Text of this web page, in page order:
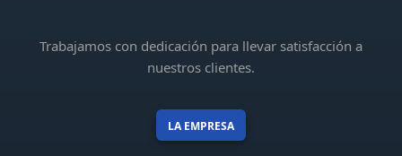
Trabajamos con dedicación para llevar satisfacción a
nuestros clientes.
LA EMPRESA